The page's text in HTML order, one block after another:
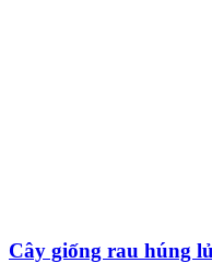
Cây giống rau húng